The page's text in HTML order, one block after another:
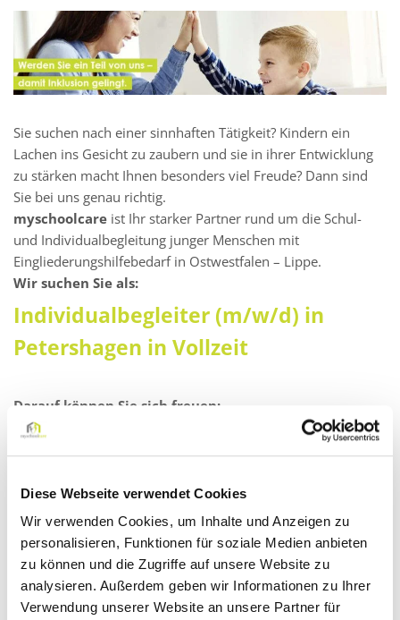
Diese Webseite verwendet Cookies
Wir verwenden Cookies, um Inhalte und Anzeigen zu
personalisieren, Funktionen für soziale Medien anbieten
zu können und die Zugriffe auf unsere Website zu
analysieren. Außerdem geben wir Informationen zu Ihrer
Verwendung unserer Website an unsere Partner für
Sie suchen nach einer sinnhaften Tätigkeit? Kindern ein
Lachen ins Gesicht zu zaubern und sie in ihrer Entwicklung
zu stärken macht Ihnen besonders viel Freude? Dann sind
Sie bei uns genau richtig.
myschoolcare ist Ihr starker Partner rund um die Schul-
und Individualbegleitung junger Menschen mit
Eingliederungshilfebedarf in Ostwestfalen – Lippe.
Wir suchen Sie als:
Individualbegleiter (m/w/d) in
Petershagen in Vollzeit
Darauf können Sie sich freuen:
Ein faires Vergütungsmodell: Zahlung eines Festgehalts
mit gleichbleibendem monatlichen Verdienst – auch in
Learning mit Zertifikat)
Supervisionen
Kompetente Unterstützung durch unsere pädagogischen
Fachkräfte